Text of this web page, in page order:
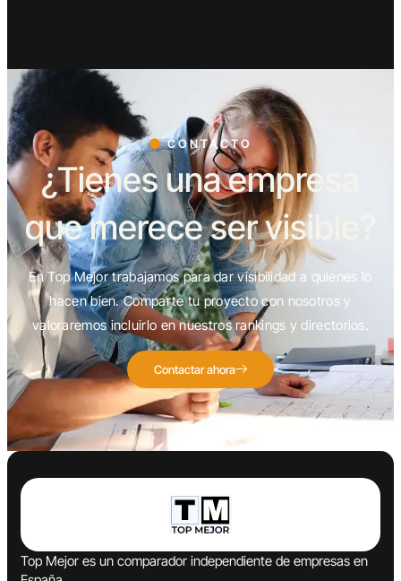
CONTACTO
¿Tienes una empresa
que merece ser visible?
En Top Mejor trabajamos para dar visibilidad a quienes lo
hacen bien. Comparte tu proyecto con nosotros y
valoraremos incluirlo en nuestros rankings y directorios.
Contactar ahora
Top Mejor es un comparador independiente de empresas en